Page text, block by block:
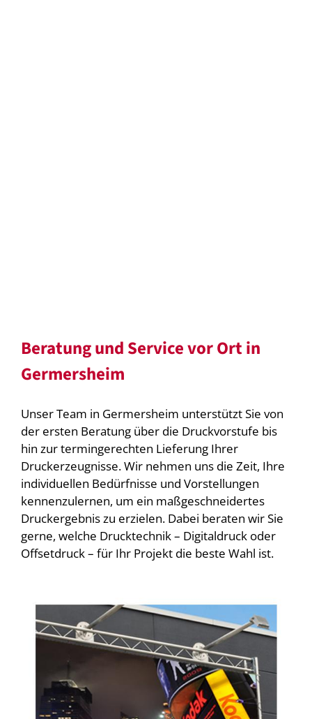
Beratung und Service vor Ort in
Germersheim
Unser Team in Germersheim unterstützt Sie von
der ersten Beratung über die Druckvorstufe bis
hin zur termingerechten Lieferung Ihrer
Druckerzeugnisse. Wir nehmen uns die Zeit, Ihre
individuellen Bedürfnisse und Vorstellungen
kennenzulernen, um ein maßgeschneidertes
Druckergebnis zu erzielen. Dabei beraten wir Sie
gerne, welche Drucktechnik – Digitaldruck oder
Offsetdruck – für Ihr Projekt die beste Wahl ist.